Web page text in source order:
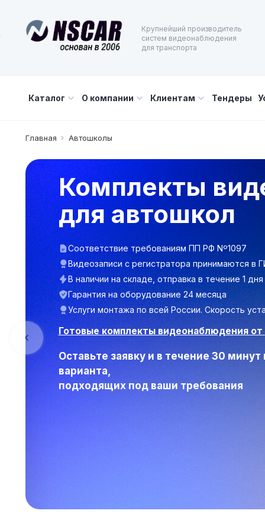
Крупнейший производитель
систем видеонаблюдения
для транспорта
Каталог О компании Клиентам Тендеры
Главная Автошколы
Комплекты
для автошкол
Соответствие требованиям ПП РФ Nº1097
Видеозаписи с регистратора принимаются в
В наличии на складе, отправка в течение 1 дня
Гарантия на оборудование 24 месяца
Услуги монтажа по всей России. Скорость
Готовые комплекты видеонаблюдения от
Оставьте заявку и в течение 30
варианта,
подходящих под ваши требования